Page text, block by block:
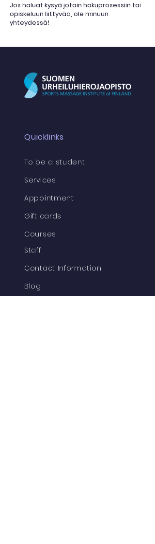
Jos haluat kysyä jotain hakuprosessiin tai
opiskeluun liittyvää, ole minuun
yhteydessä!
Quicklinks
To be a student
Services
Appointment
Gift cards
Courses
Staff
Contact Information
Blog